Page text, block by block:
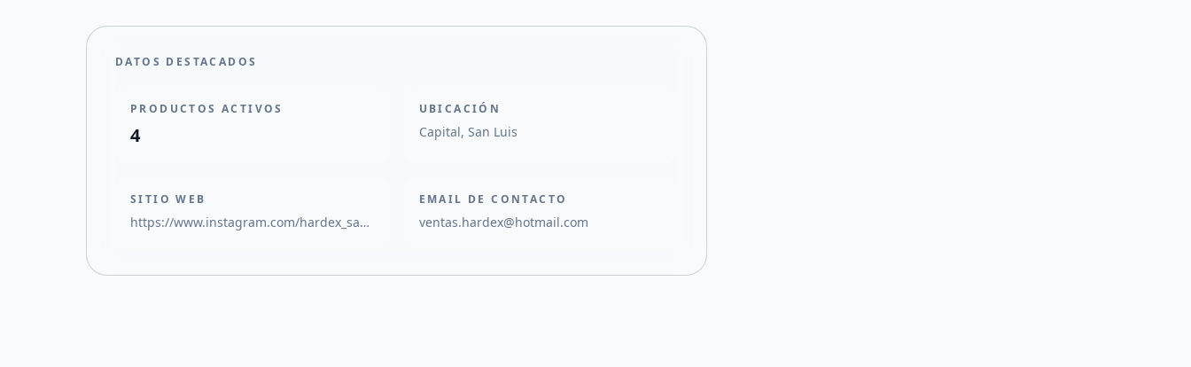
DATOS DESTACADOS
PRODUCTOS ACTIVOS
4
UBICACIÓN
Capital, San Luis
SITIO WEB
https://www.instagram.com/hardex_sanluis/
EMAIL DE CONTACTO
ventas.hardex@hotmail.com